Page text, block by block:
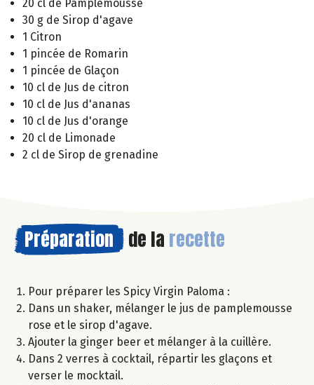
20 cl de Pamplemousse
30 g de Sirop d'agave
1 Citron
1 pincée de Romarin
1 pincée de Glaçon
10 cl de Jus de citron
10 cl de Jus d'ananas
10 cl de Jus d'orange
20 cl de Limonade
2 cl de Sirop de grenadine
Préparation de la recette
Pour préparer les Spicy Virgin Paloma :
Dans un shaker, mélanger le jus de pamplemousse
rose et le sirop d'agave.
Ajouter la ginger beer et mélanger à la cuillère.
Dans 2 verres à cocktail, répartir les glaçons et
verser le mocktail.